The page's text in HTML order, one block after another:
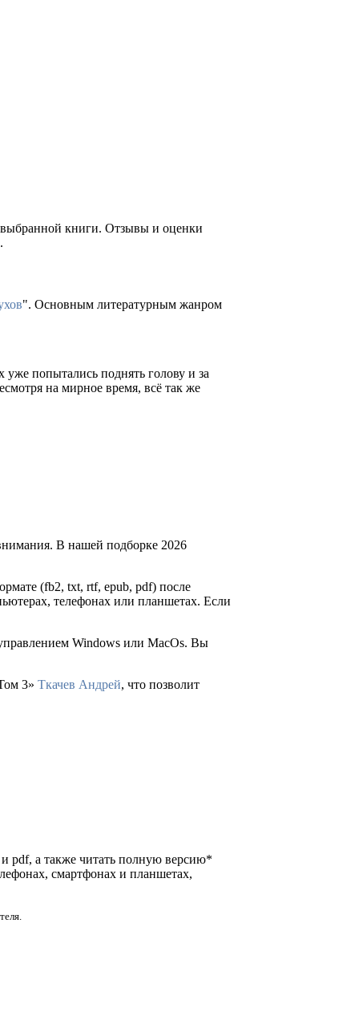
выбранной книги. Отзывы и оценки
". Основным литературным жанром
попытались поднять голову и за
на мирное время, всё так же
В нашей подборке 2026
(fb2, txt, rtf, epub, pdf) после
телефонах или планшетах. Если
Windows или MacOs. Вы
3» Ткачев Андрей, что позволит
pdf, а также читать полную версию*
смартфонах и планшетах,